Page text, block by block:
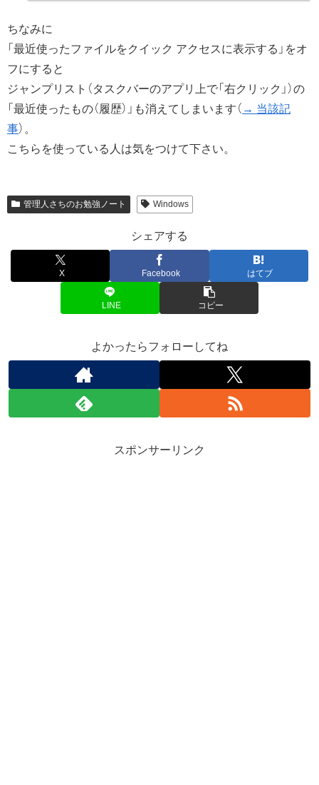
ちなみに
「最近使ったファイルをクイック アクセスに表示する」をオ
フにすると
ジャンプリスト（タスクバーのアプリ上で「右クリック」）の
「最近使ったもの（履歴）」も消えてしまいます（ → 当該記
事）。
こちらを使っている人は気をつけて下さい。
管理人さちのお勉強ノート Windows
シェアする
X Facebook はてブ
LINE コピー
よかったらフォローしてね
スポンサーリンク